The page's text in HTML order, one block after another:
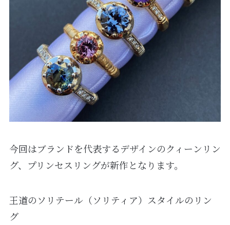
今回はブランドを代表するデザインのクィーンリン
グ、プリンセスリングが新作となります。
王道のソリテール（ソリティア）スタイルのリン
グ